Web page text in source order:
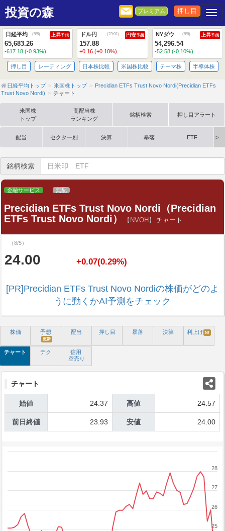
投資の森 プレミアム 押し目
日経平均 (8/6) 上昇予想
65,683.26
-617.18 (-0.93%)
ドル円 (23:01) 円安予想
157.88
+0.16 (+0.10%)
NYダウ (8/6) 上昇予想
54,296.54
-52.58 (-0.10%)
押し目 レーティング 日本株比較 米国株比較 テーマ株 半導体株
日経平均トップ 米国株トップ
Precidian ETFs Trust Novo Nordi(Precidian ETFs
Trust Novo Nordi)
チャート
米国株
トップ
高配当株
ランキング
銘柄検索 押し目アラート
配当 セクター別 決算 暴落 ETF
銘柄検索
金融サービス 無配
Precidian ETFs Trust Novo Nordi（Precidian
ETFs Trust Novo Nordi）
【NVOH】 チャート
（8/5）
24.00 +0.07(0.29%)
[PR]Precidian ETFs Trust Novo Nordiの株価がどのよ
うに動くかAI予測をチェック
株価 予想
更新
配当 押し目 暴落 決算 利上げ N!
チャート テク
信用
空売り
チャート
始値 24.37 高値 24.57
前日終値 23.93 安値 24.00
25
26
27
28